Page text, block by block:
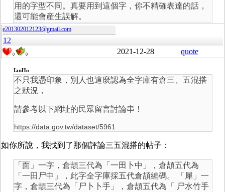
用的字型不同。真要用到這個字，你不精確表達的話，
還可能會産生誤解。
e201302012123@gmail.com
12
0 0 2021-12-28 quote
IanHo
不只我憑印象，別人也這麼認為全字庫有倉三、五混搭
之狀況，
請參考以下網址的民眾留言討論串！
https://data.gov.tw/dataset/5961
如你所說，我找到了那個評論三五混搭的帖子：
「面」一字，倉頡三代為「一田卜中」，倉頡五代為
「一田尸中」，此字全字庫採五代倉頡編碼。 「犀」一
字，倉頡三代為「尸卜卜手」，倉頡五代為「 尸水竹手